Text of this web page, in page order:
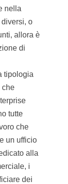
nella
o
allora è
di
tipologia
che
tutte
che
un ufficio
alla
i
dei